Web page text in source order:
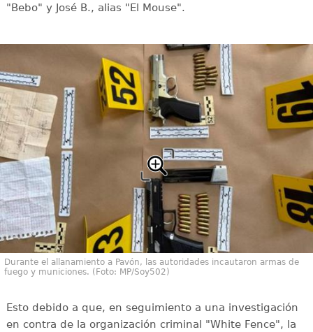
"Bebo" y José B., alias "El Mouse".
Durante el allanamiento a Pavón, las autoridades incautaron armas de
fuego y municiones. (Foto: MP/Soy502)
Esto debido a que, en seguimiento a una investigación
en contra de la organización criminal "White Fence", la